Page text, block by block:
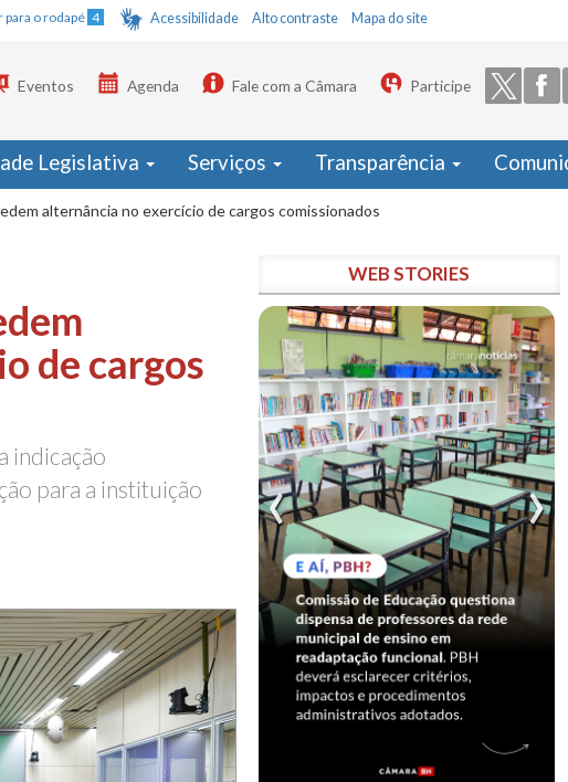
para o rodapé 4 Acessibilidade Alto contraste Mapa do site
Eventos Agenda Fale com a Câmara Participe
Legislativa Serviços Transparência
alternância no exercício de cargos comissionados
de cargos
indicação
para a instituição
WEB STORIES